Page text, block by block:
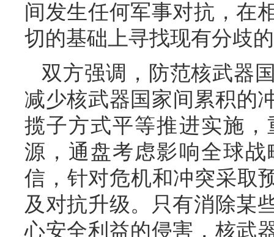
间发生任何军事对抗，在
切的基础上寻找现有分歧
双方强调，防范核武器
减少核武器国家间累积
揽子方式平等推进实施
源，通盘考虑影响全球
信，针对危机和冲突采取
及对抗升级。只有消除某
心安全利益的侵害，核武